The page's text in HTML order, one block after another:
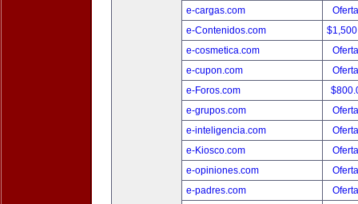
e-cargas.com
e-Contenidos.com
e-cosmetica.com
e-cupon.com
e-Foros.com
e-grupos.com
e-inteligencia.com
e-Kiosco.com
e-opiniones.com
e-padres.com